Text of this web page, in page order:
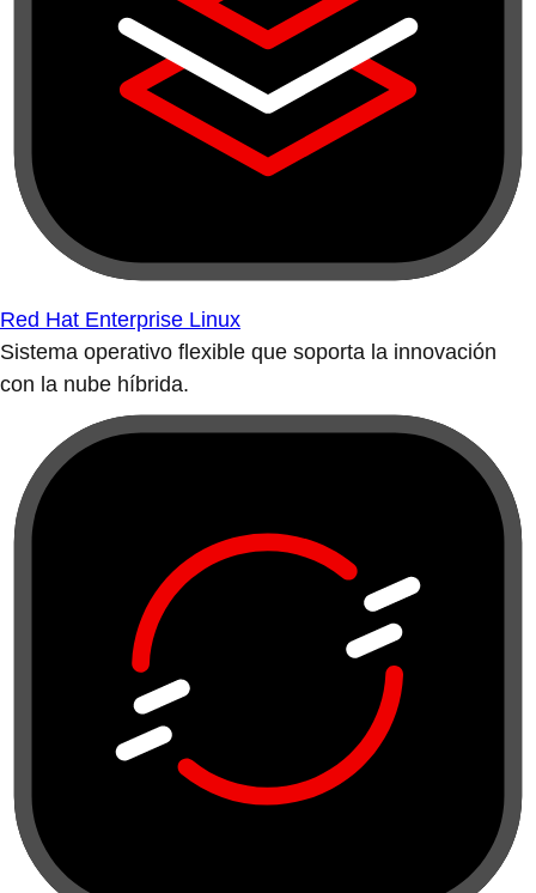
Red Hat Enterprise Linux
Sistema operativo flexible que soporta la innovación
con la nube híbrida.